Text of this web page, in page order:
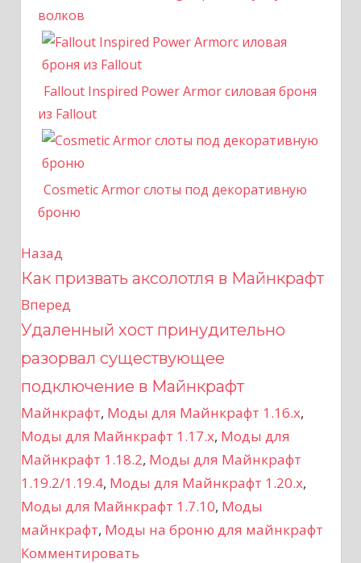
волков
Fallout Inspired Power Armor силовая броня
из Fallout
Cosmetic Armor слоты под декоративную
броню
Н
а
в
и
г
а
ц
и
я
Назад
Как призвать аксолотля в Майнкрафт
Вперед
Удаленный хост принудительно
разорвал существующее
подключение в Майнкрафт
Майнкрафт, Моды для Майнкрафт 1.16.x,
Моды для Майнкрафт 1.17.x, Моды для
Майнкрафт 1.18.2, Моды для Майнкрафт
1.19.2/1.19.4, Моды для Майнкрафт 1.20.x,
Моды для Майнкрафт 1.7.10, Моды
майнкрафт, Моды на броню для майнкрафт
Комментировать